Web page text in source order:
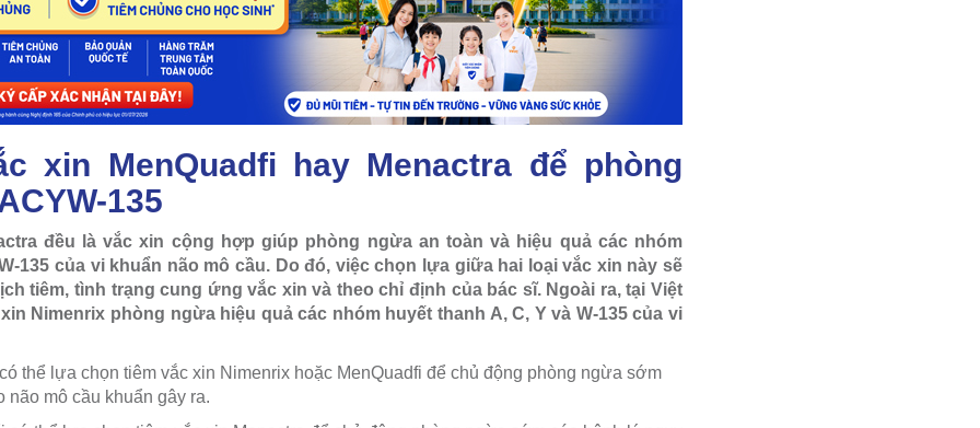
xin MenQuadfi hay Menactra để phòng
135
đều là vắc xin cộng hợp giúp phòng ngừa an toàn và hiệu quả các nhóm
135 của vi khuẩn não mô cầu. Do đó, việc chọn lựa giữa hai loại vắc xin này sẽ
tiêm, tình trạng cung ứng vắc xin và theo chỉ định của bác sĩ. Ngoài ra, tại Việt
Nimenrix phòng ngừa hiệu quả các nhóm huyết thanh A, C, Y và W-135 của vi
thể lựa chọn tiêm vắc xin Nimenrix hoặc MenQuadfi để chủ động phòng ngừa sớm
não mô cầu khuẩn gây ra.